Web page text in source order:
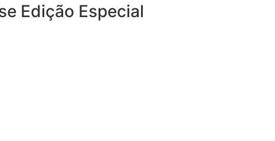
Edição Especial